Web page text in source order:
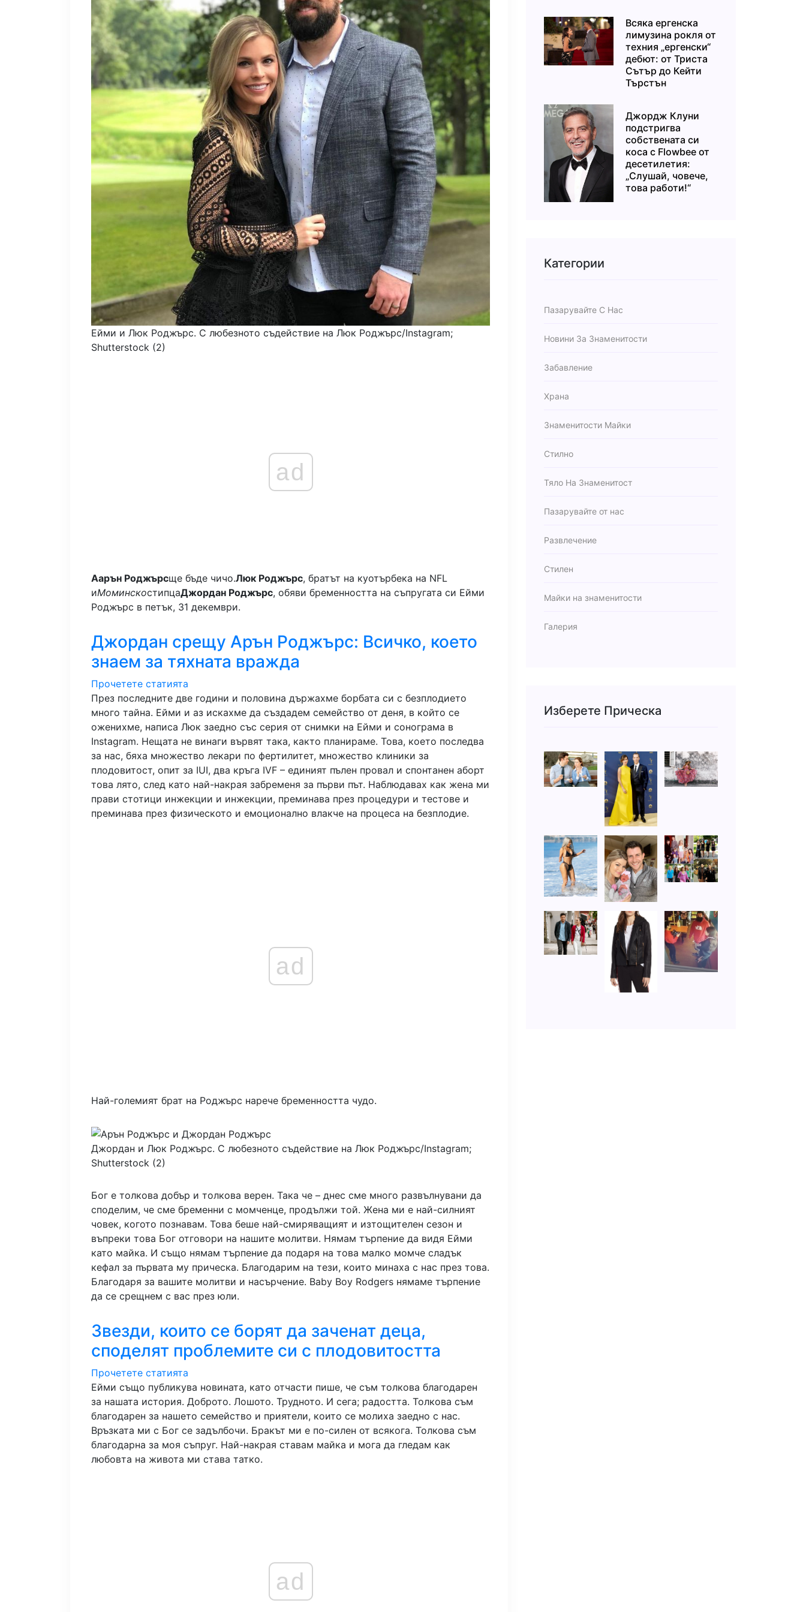
Ейми и Люк Роджърс. С любезното съдействие на Люк Роджърс/Instagram;
Shutterstock (2)
ad
Аарън Роджърсще бъде чичо.Люк Роджърс, братът на куотърбека на NFL
иМоминскостипцаДжордан Роджърс, обяви бременността на съпругата си Ейми
Роджърс в петък, 31 декември.
Джордан срещу Арън Роджърс: Всичко, което
знаем за тяхната вражда
Прочетете статията
През последните две години и половина държахме борбата си с безплодието
много тайна. Ейми и аз искахме да създадем семейство от деня, в който се
оженихме, написа Люк заедно със серия от снимки на Ейми и сонограма в
Instagram. Нещата не винаги вървят така, както планираме. Това, което последва
за нас, бяха множество лекари по фертилитет, множество клиники за
плодовитост, опит за IUI, два кръга IVF – единият пълен провал и спонтанен аборт
това лято, след като най-накрая забременя за първи път. Наблюдавах как жена ми
прави стотици инжекции и инжекции, преминава през процедури и тестове и
преминава през физическото и емоционално влакче на процеса на безплодие.
ad
Най-големият брат на Роджърс нарече бременността чудо.
Джордан и Люк Роджърс. С любезното съдействие на Люк Роджърс/Instagram;
Shutterstock (2)
Бог е толкова добър и толкова верен. Така че – днес сме много развълнувани да
споделим, че сме бременни с момченце, продължи той. Жена ми е най-силният
човек, когото познавам. Това беше най-смиряващият и изтощителен сезон и
въпреки това Бог отговори на нашите молитви. Нямам търпение да видя Ейми
като майка. И също нямам търпение да подаря на това малко момче сладък
кефал за първата му прическа. Благодарим на тези, които минаха с нас през това.
Благодаря за вашите молитви и насърчение. Baby Boy Rodgers нямаме търпение
да се срещнем с вас през юли.
Звезди, които се борят да заченат деца,
споделят проблемите си с плодовитостта
Прочетете статията
Ейми също публикува новината, като отчасти пише, че съм толкова благодарен
за нашата история. Доброто. Лошото. Трудното. И сега; радостта. Толкова съм
благодарен за нашето семейство и приятели, които се молиха заедно с нас.
Връзката ми с Бог се задълбочи. Бракът ми е по-силен от всякога. Толкова съм
благодарна за моя съпруг. Най-накрая ставам майка и мога да гледам как
любовта на живота ми става татко.
ad
Всяка ергенска
лимузина рокля от
техния „ергенски“
дебют: от Триста
Сътър до Кейти
Търстън
Джордж Клуни
подстригва
собствената си
коса с Flowbee от
десетилетия:
„Слушай, човече,
това работи!“
Категории
Пазарувайте С Нас
Новини За Знаменитости
Забавление
Храна
Знаменитости Майки
Стилно
Тяло На Знаменитост
Пазарувайте от нас
Развлечение
Стилен
Майки на знаменитости
Галерия
Изберете Прическа